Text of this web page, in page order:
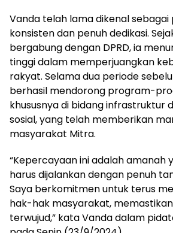
Vanda telah lama dikenal sebagai
konsisten dan penuh dedikasi.
bergabung dengan DPRD, ia
tinggi dalam memperjuangkan
rakyat. Selama dua periode
berhasil mendorong program-
khususnya di bidang infrastruktur
sosial, yang telah memberikan
masyarakat Mitra.
“Kepercayaan ini adalah amanah
harus dijalankan dengan penuh
Saya berkomitmen untuk terus
hak-hak masyarakat,
terwujud,” kata Vanda dalam